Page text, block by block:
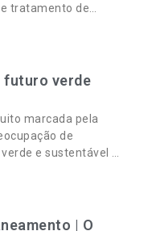
tratamento de
futuro verde
marcada pela
de
e sustentável e,
| O